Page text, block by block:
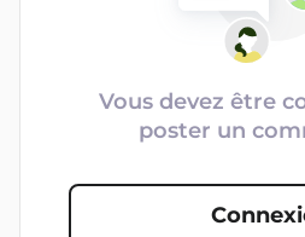
Vous devez être
poster un